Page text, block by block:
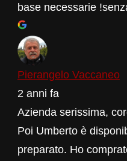
base necessarie
Pierangelo Vaccaneo
2 anni fa
Azienda serissima,
Poi Umberto è
preparato. Ho